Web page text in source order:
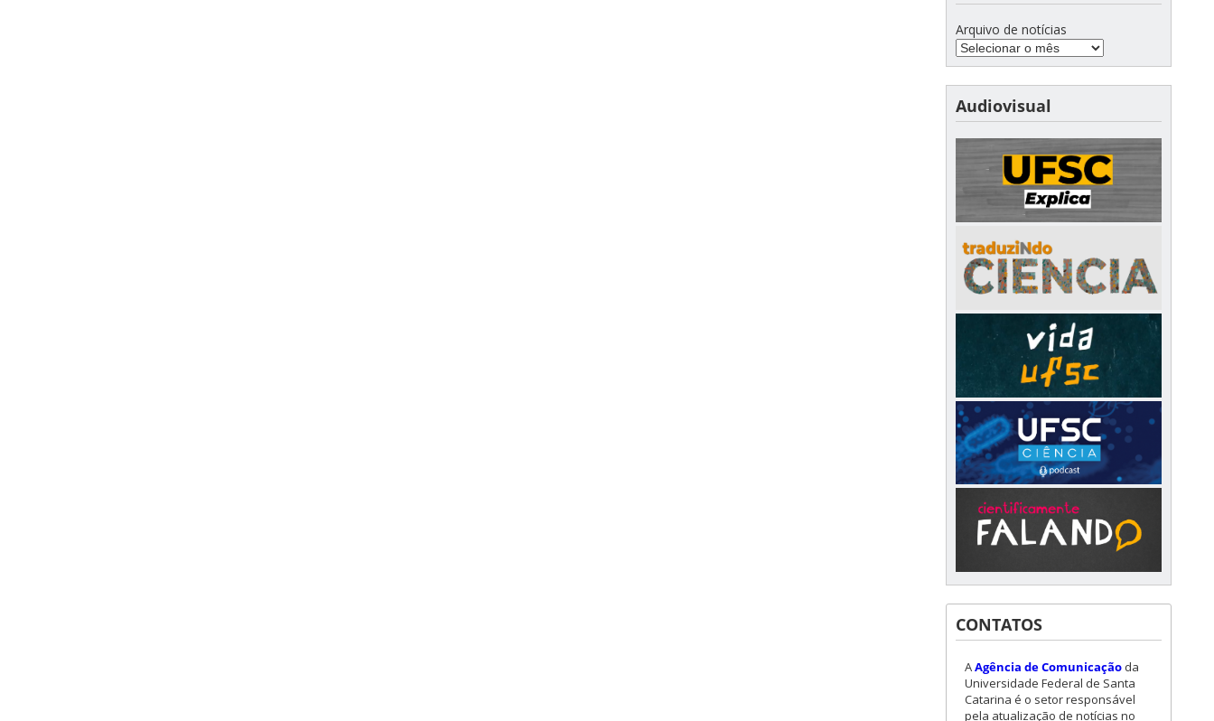
Arquivo de notícias
Audiovisual
CONTATOS
AAgência de Comunicação da
Universidade Federal de Santa
Catarina é o setor responsável
pela atualização de notícias no